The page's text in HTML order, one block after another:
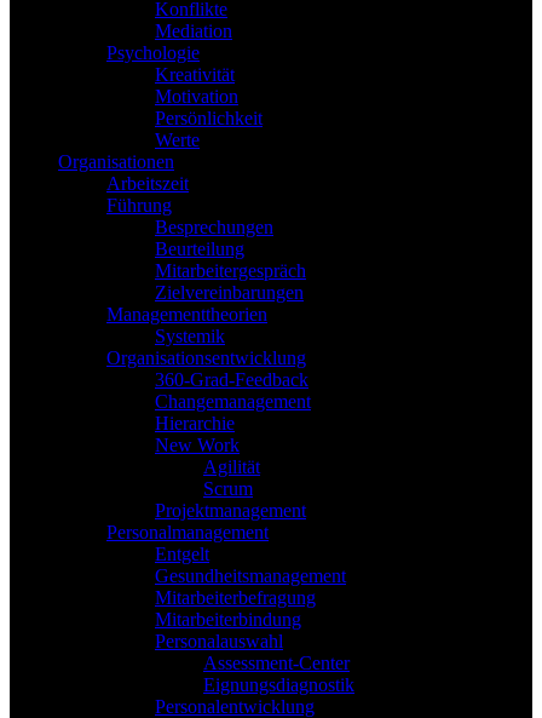
Konflikte
Mediation
Psychologie
Kreativität
Motivation
Persönlichkeit
Werte
Organisationen
Arbeitszeit
Führung
Besprechungen
Beurteilung
Mitarbeitergespräch
Zielvereinbarungen
Managementtheorien
Systemik
Organisationsentwicklung
360-Grad-Feedback
Changemanagement
Hierarchie
New Work
Agilität
Scrum
Projektmanagement
Personalmanagement
Entgelt
Gesundheitsmanagement
Mitarbeiterbefragung
Mitarbeiterbindung
Personalauswahl
Assessment-Center
Eignungsdiagnostik
Personalentwicklung